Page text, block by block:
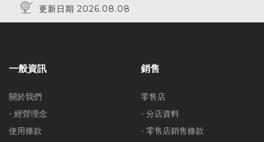
更新日期 2026.08.08
一般資訊
關於我們
- 經營理念
使用條款
銷售
零售店
- 分店資料
- 零售店銷售條款